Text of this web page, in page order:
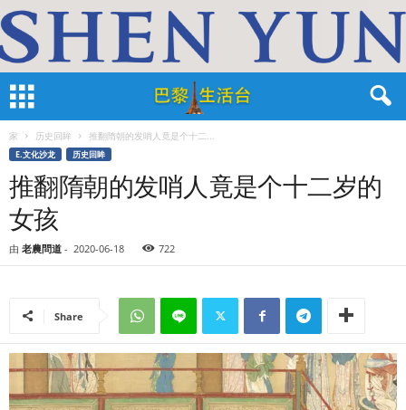
家 历史回眸 推翻隋朝的发哨人竟是个十二...
E.文化沙龙 历史回眸
推翻隋朝的发哨人竟是个十二岁的
女孩
由 老農問道 - 2020-06-18 722
Share